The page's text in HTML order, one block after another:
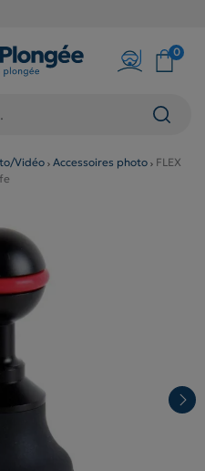
0
Vidéo Accessoires photo
FLEX